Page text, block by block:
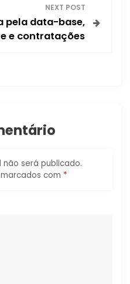
NEXT POST
pela data-base,
e contratações
será publicado.
com *